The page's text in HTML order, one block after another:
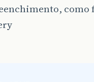
como